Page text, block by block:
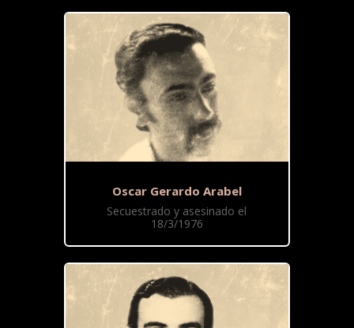
Oscar Gerardo Arabel
Secuestrado y asesinado el
18/3/1976